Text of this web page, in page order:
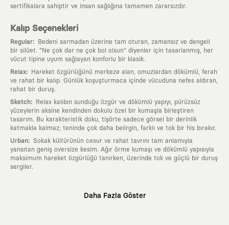
sertifikalara sahiptir ve insan sağlığına tamamen zararsızdır.
Kalıp Seçenekleri
Regular:
Bedeni sarmadan üzerine tam oturan, zamansız ve dengeli
bir silüet. "Ne çok dar ne çok bol olsun" diyenler için tasarlanmış, her
vücut tipine uyum sağlayan konforlu bir klasik.
Relax:
Hareket özgürlüğünü merkeze alan, omuzlardan dökümlü, ferah
ve rahat bir kalıp. Günlük koşuşturmaca içinde vücuduna nefes aldıran,
rahat bir duruş.
Sketch:
Relax kalıbın sunduğu özgür ve dökümlü yapıyı, pürüzsüz
yüzeylerin aksine kendinden dokulu özel bir kumaşla birleştiren
tasarım. Bu karakteristik doku, tişörte sadece görsel bir derinlik
katmakla kalmaz; teninde çok daha belirgin, farklı ve tok bir his bırakır.
Urban: Sokak kültürünün cesur ve rahat tavrını tam anlamıyla
yansıtan geniş oversize kesim. Ağır örme kumaşı ve dökümlü yapısıyla
maksimum hareket özgürlüğü tanırken, üzerinde tok ve güçlü bir duruş
sergiler.
Daha Fazla Göster